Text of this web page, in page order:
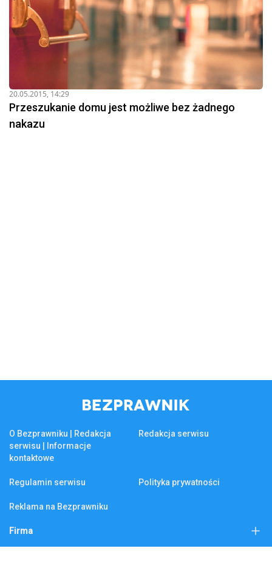
20.05.2015, 14:29
Przeszukanie domu jest możliwe bez żadnego
nakazu
O Bezprawniku | Redakcja
serwisu | Informacje
kontaktowe
Redakcja serwisu
Regulamin serwisu Polityka prywatności
Reklama na Bezprawniku
Firma